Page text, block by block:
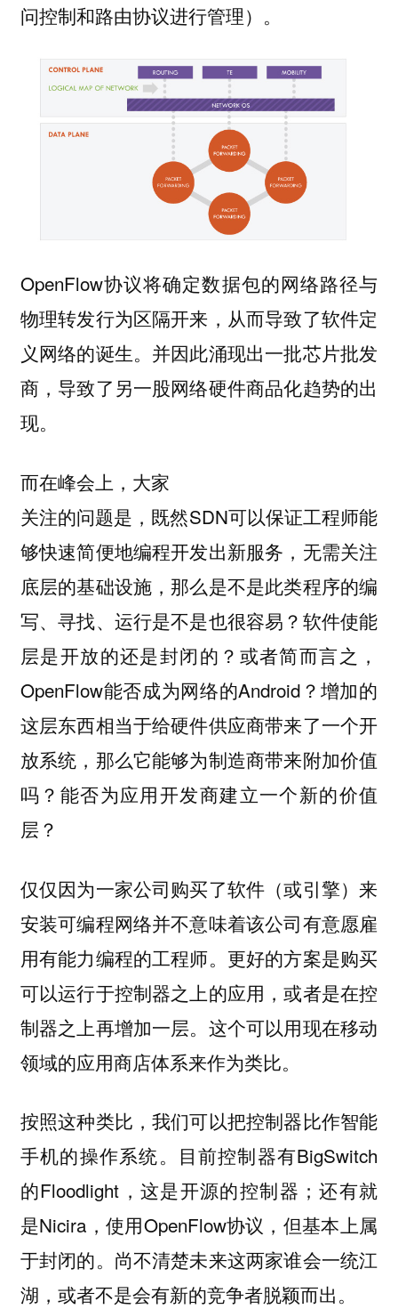
问控制和路由协议进行管理）。
OpenFlow协议将确定数据包的网络路径与
物理转发行为区隔开来，从而导致了软件定
义网络的诞生。并因此涌现出一批芯片批发
商，导致了另一股网络硬件商品化趋势的出
现。
而在峰会上，大家
关注的问题是，既然SDN可以保证工程师能
够快速简便地编程开发出新服务，无需关注
底层的基础设施，那么是不是此类程序的编
写、寻找、运行是不是也很容易？软件使能
层是开放的还是封闭的？或者简而言之，
OpenFlow能否成为网络的Android？增加的
这层东西相当于给硬件供应商带来了一个开
放系统，那么它能够为制造商带来附加价值
吗？能否为应用开发商建立一个新的价值
层？
仅仅因为一家公司购买了软件（或引擎）来
安装可编程网络并不意味着该公司有意愿雇
用有能力编程的工程师。更好的方案是购买
可以运行于控制器之上的应用，或者是在控
制器之上再增加一层。这个可以用现在移动
领域的应用商店体系来作为类比。
按照这种类比，我们可以把控制器比作智能
手机的操作系统。目前控制器有BigSwitch
的Floodlight，这是开源的控制器；还有就
是Nicira，使用OpenFlow协议，但基本上属
于封闭的。尚不清楚未来这两家谁会一统江
湖，或者不是会有新的竞争者脱颖而出。